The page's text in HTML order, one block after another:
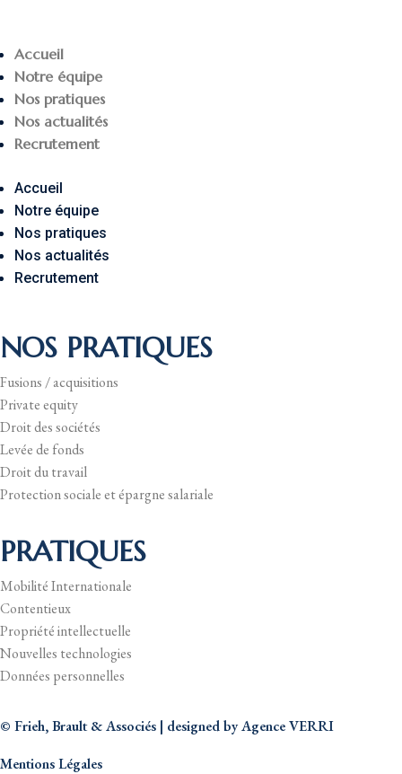
Accueil
Notre équipe
Nos pratiques
Nos actualités
Recrutement
Accueil
Notre équipe
Nos pratiques
Nos actualités
Recrutement
NOS PRATIQUES
Fusions / acquisitions
Private equity
Droit des sociétés
Levée de fonds
Droit du travail
Protection sociale et épargne salariale
PRATIQUES
Mobilité Internationale
Contentieux
Propriété intellectuelle
Nouvelles technologies
Données personnelles
© Frieh, Brault & Associés | designed byAgence VERRI
Mentions Légales